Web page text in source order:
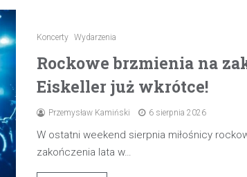
Koncerty Wydarzenia
Rockowe brzmienia na
Eiskeller już wkrótce!
Przemysław Kamiński 6 sierpnia 2026
W ostatni weekend sierpnia miłośnicy
zakończenia lata w…